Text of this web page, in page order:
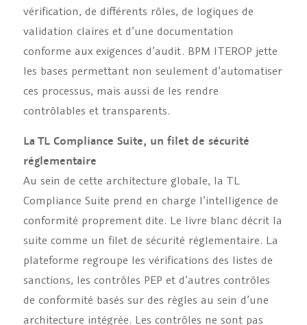
vérification, de différents rôles, de logiques de
validation claires et d’une documentation
conforme aux exigences d’audit. BPM ITEROP jette
les bases permettant non seulement d’automatiser
ces processus, mais aussi de les rendre
contrôlables et transparents.
La TL Compliance Suite, un filet de sécurité
réglementaire
Au sein de cette architecture globale, la TL
Compliance Suite prend en charge l’intelligence de
conformité proprement dite. Le livre blanc décrit la
suite comme un filet de sécurité réglementaire. La
plateforme regroupe les vérifications des listes de
sanctions, les contrôles PEP et d’autres contrôles
de conformité basés sur des règles au sein d’une
architecture intégrée. Les contrôles ne sont pas